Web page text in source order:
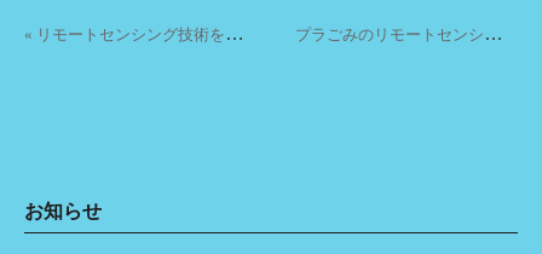
投稿ナビゲーション «
リモートセンシング技術を用いた海洋ごみモニタリング調和ガイドラインが公開されました。。 プ
ラごみのリモートセンシングと画像解析に関するレビュー論文が発表されました。 »
お知らせ